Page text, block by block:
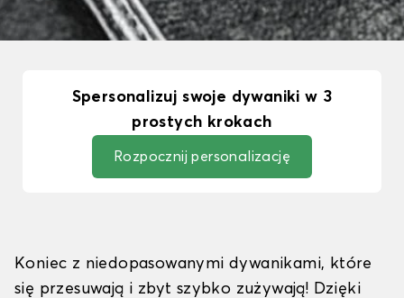
Spersonalizuj swoje dywaniki w 3
prostych krokach
Rozpocznij personalizację
Koniec z niedopasowanymi dywanikami, które
się przesuwają i zbyt szybko zużywają! Dzięki